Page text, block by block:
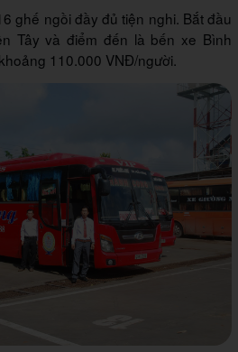
ghế ngồi đầy đủ tiện nghi. Bắt đầu
Tây và điểm đến là bến xe Bình
110.000 VNĐ/người.